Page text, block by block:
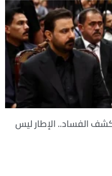
الفساد.. الإطار ليس